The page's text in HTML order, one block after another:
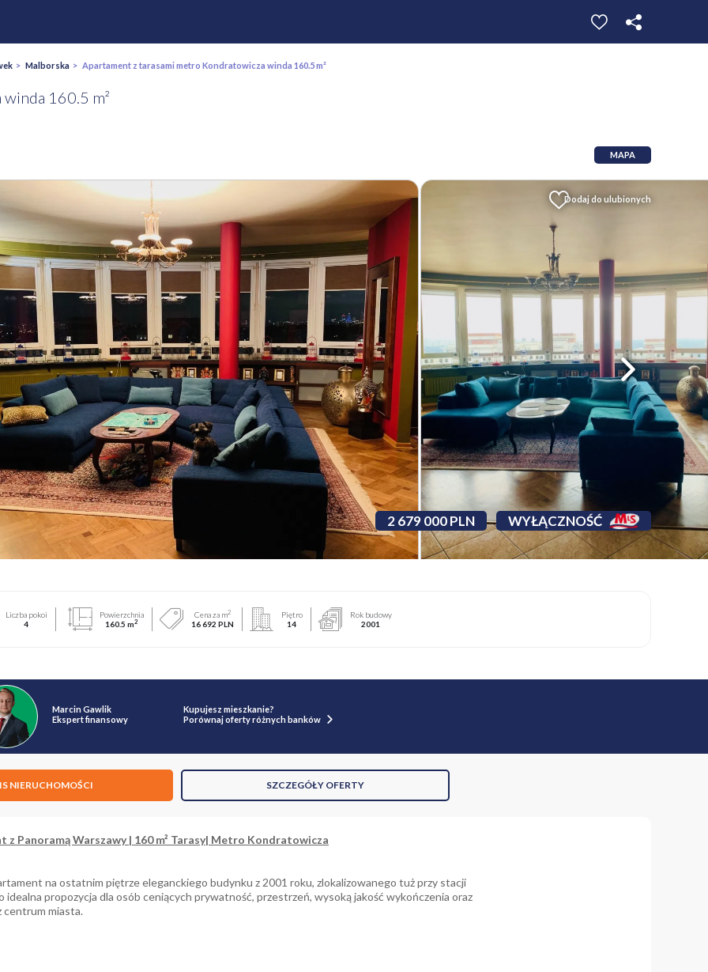
> Malborska > Apartament z tarasami metro Kondratowicza winda 160.5 m²
160.5 m²
MAPA
2 679 000 PLN WYŁĄCZNOŚĆ
Dodaj do ulubionych
Liczba pokoi
4
Powierzchnia
160.5 m2
Cena za m2
16 692 PLN
Piętro
14
Rok budowy
2001
Marcin Gawlik
Ekspert finansowy
Kupujesz mieszkanie?
Porównaj oferty różnych banków
NIERUCHOMOŚCI SZCZEGÓŁY OFERTY
Panoramą Warszawy | 160 m² Tarasy| Metro Kondratowicza
na ostatnim piętrze eleganckiego budynku z 2001 roku, zlokalizowanego tuż przy stacji
propozycja dla osób ceniących prywatność, przestrzeń, wysoką jakość wykończenia oraz
centrum miasta.